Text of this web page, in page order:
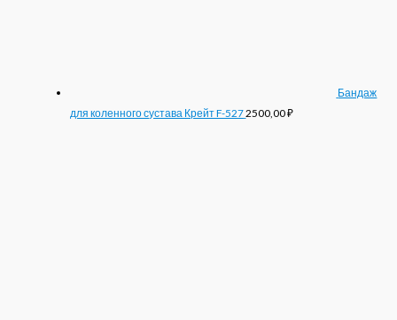
Бандаж
для коленного сустава Крейт F-5272500,00₽